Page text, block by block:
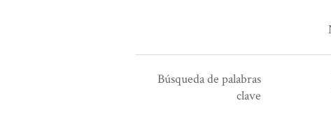
Búsqueda de palabras
clave